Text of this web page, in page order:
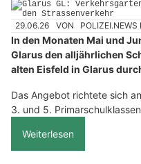
29.06.26 VON POLIZEI.NEWS
In den Monaten Mai und
Glarus den alljährlichen
alten Eisfeld in Glarus
Das Angebot richtete sich
3. und 5.
Weiterlesen